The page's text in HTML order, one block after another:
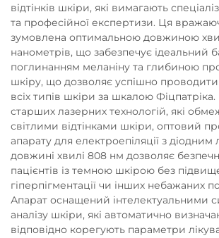
відтінків шкіри, які вимагають
та професійної експертизи. Ця
зумовлена оптимальною довжиною
нанометрів, що забезпечує ідеальний
поглинанням меланіну та глибиною
шкіру, що дозволяє успішно
всіх типів шкіри за шкалою Фіцпатріка.
старших лазерних технологій, які
світлими відтінками шкіри, оптовий
апарату для електроепіляції з діодним
довжині хвилі 808 нм дозволяє
пацієнтів із темною шкірою без
гіперпігментації чи інших небажаних
Апарат оснащений інтелектуальними
аналізу шкіри, які автоматично
відповідно корегують параметри